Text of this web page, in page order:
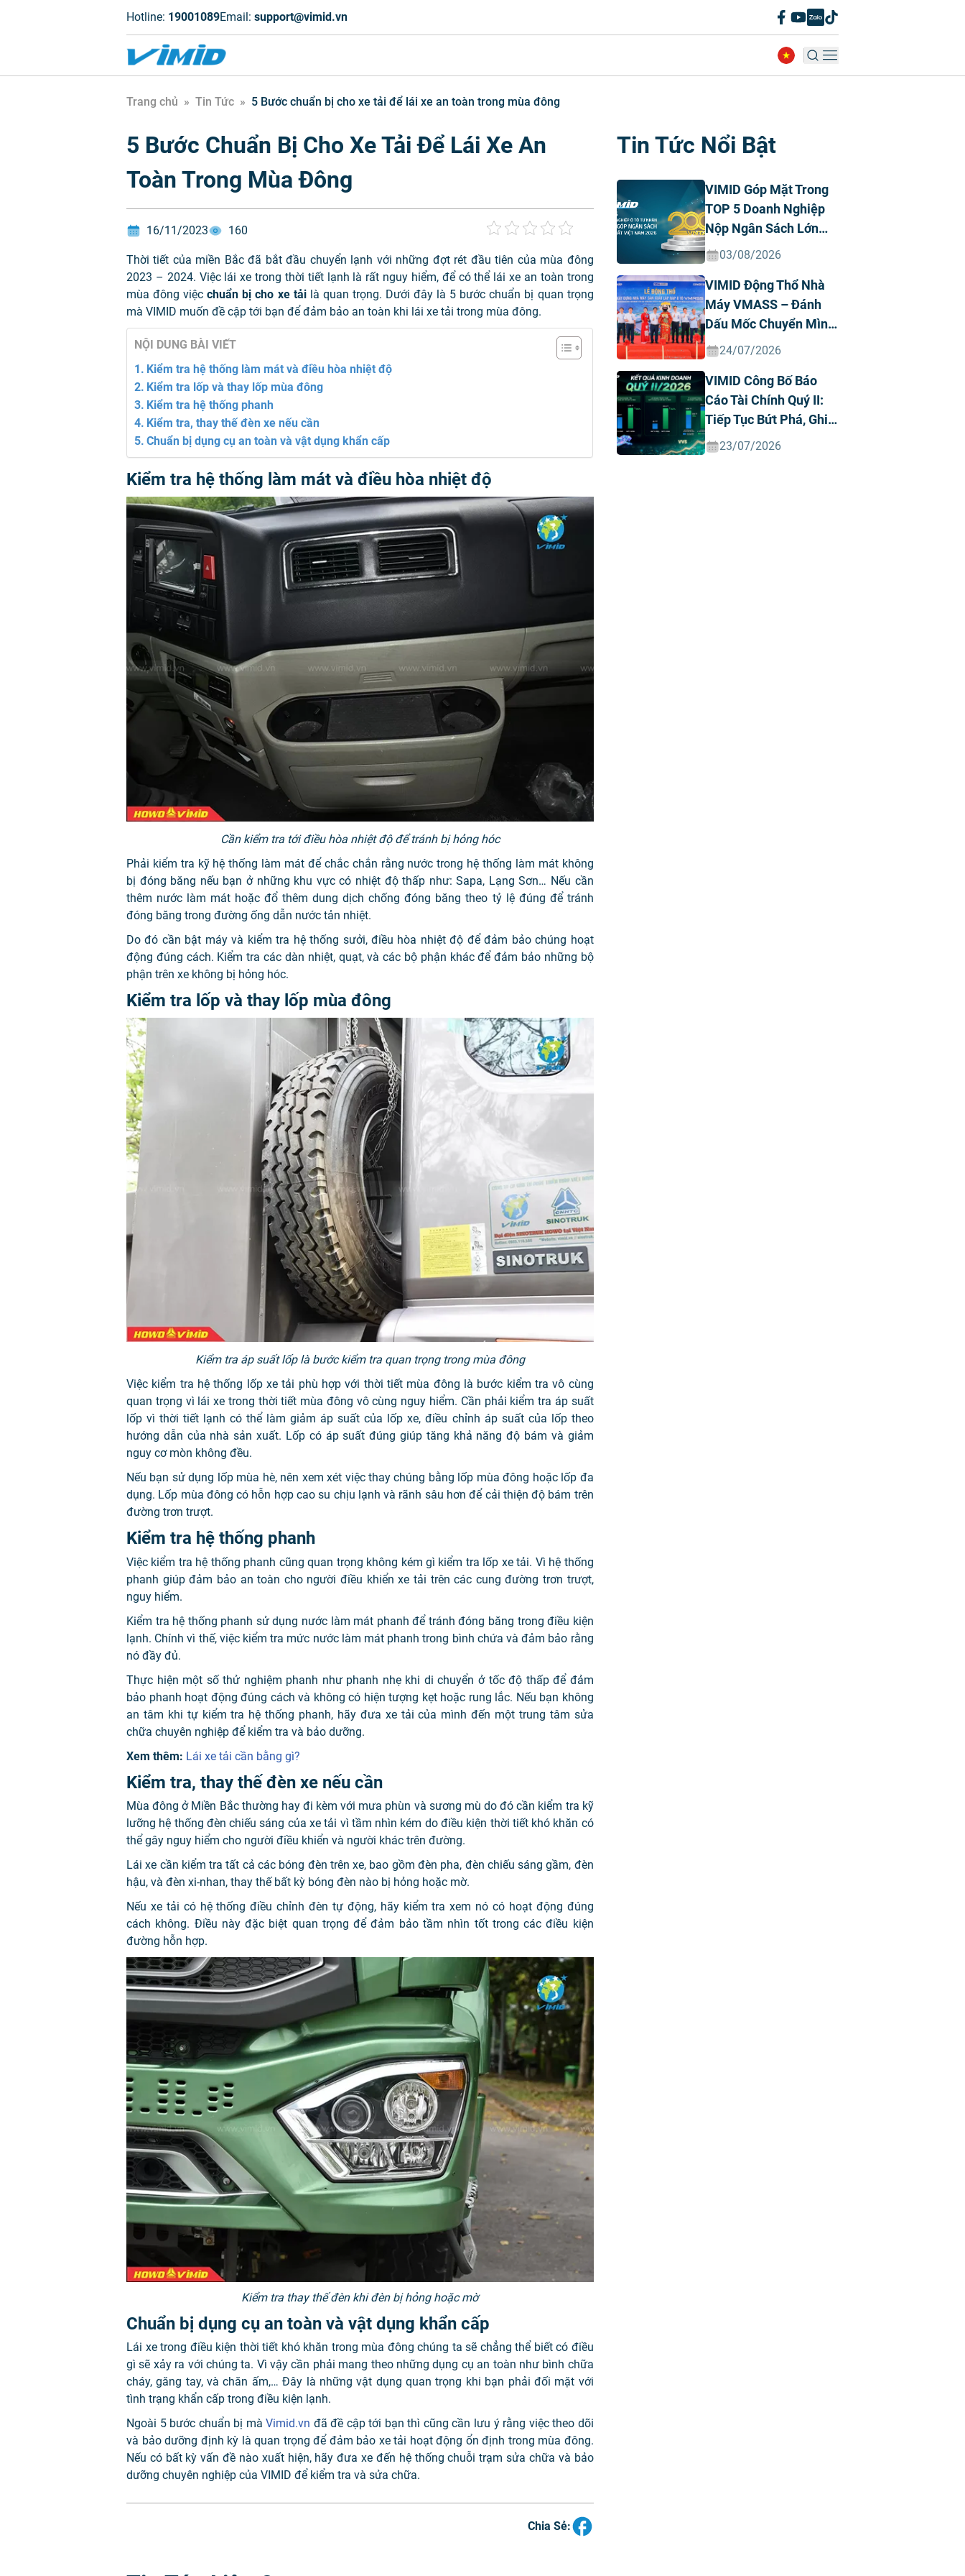
Hotline: 19001089Email: support@vimid.vn
Trang chủ » Tin Tức » 5 Bước chuẩn bị cho xe tải để lái xe an toàn trong mùa đông
5 Bước Chuẩn Bị Cho Xe Tải Để Lái Xe An
Toàn Trong Mùa Đông
16/11/2023 160
Thời tiết của miền Bắc đã bắt đầu chuyển lạnh với những đợt rét đầu tiên của mùa đông
2023 – 2024. Việc lái xe trong thời tiết lạnh là rất nguy hiểm, để có thể lái xe an toàn trong
mùa đông việc chuẩn bị cho xe tảilà quan trọng. Dưới đây là 5 bước chuẩn bị quan trọng
mà VIMID muốn đề cập tới bạn để đảm bảo an toàn khi lái xe tải trong mùa đông.
NỘI DUNG BÀI VIẾT
Kiểm tra hệ thống làm mát và điều hòa nhiệt độ
Kiểm tra lốp và thay lốp mùa đông
Kiểm tra hệ thống phanh
Kiểm tra, thay thế đèn xe nếu cần
Chuẩn bị dụng cụ an toàn và vật dụng khẩn cấp
Kiểm tra hệ thống làm mát và điều hòa nhiệt độ
Cần kiểm tra tới điều hòa nhiệt độ để tránh bị hỏng hóc
Phải kiểm tra kỹ hệ thống làm mát để chắc chắn rằng nước trong hệ thống làm mát không
bị đóng băng nếu bạn ở những khu vực có nhiệt độ thấp như: Sapa, Lạng Sơn… Nếu cần
thêm nước làm mát hoặc đổ thêm dung dịch chống đóng băng theo tỷ lệ đúng để tránh
đóng băng trong đường ống dẫn nước tản nhiệt.
Do đó cần bật máy và kiểm tra hệ thống sưởi, điều hòa nhiệt độ để đảm bảo chúng hoạt
động đúng cách. Kiểm tra các dàn nhiệt, quạt, và các bộ phận khác để đảm bảo những bộ
phận trên xe không bị hỏng hóc.
Kiểm tra lốp và thay lốp mùa đông
Kiểm tra áp suất lốp là bước kiểm tra quan trọng trong mùa đông
Việc kiểm tra hệ thống lốp xe tải phù hợp với thời tiết mùa đông là bước kiểm tra vô cùng
quan trọng vì lái xe trong thời tiết mùa đông vô cùng nguy hiểm. Cần phải kiểm tra áp suất
lốp vì thời tiết lạnh có thể làm giảm áp suất của lốp xe,điều chỉnh áp suất của lốp theo
hướng dẫn của nhà sản xuất. Lốp có áp suất đúng giúp tăng khả năng độ bám và giảm
nguy cơ mòn không đều.
Nếu bạn sử dụng lốp mùa hè, nên xem xét việc thay chúng bằng lốp mùa đông hoặc lốp đa
dụng. Lốp mùa đông có hỗn hợp cao su chịu lạnh và rãnh sâu hơn để cải thiện độ bám trên
đường trơn trượt.
Kiểm tra hệ thống phanh
Việc kiểm tra hệ thống phanh cũng quan trọng không kém gì kiểm tra lốp xe tải. Vì hệ thống
phanh giúp đảm bảo an toàn cho người điều khiển xe tải trên các cung đường trơn trượt,
nguy hiểm.
Kiểm tra hệ thống phanh sử dụng nước làm mát phanh để tránh đóng băng trong điều kiện
lạnh. Chính vì thế, việc kiểm tra mức nước làm mát phanh trong bình chứa và đảm bảo rằng
nó đầy đủ.
Thực hiện một số thử nghiệm phanh như phanh nhẹ khi di chuyển ở tốc độ thấp để đảm
bảo phanh hoạt động đúng cách và không có hiện tượng kẹt hoặc rung lắc. Nếu bạn không
an tâm khi tự kiểm tra hệ thống phanh, hãy đưa xe tải của mình đến một trung tâm sửa
chữa chuyên nghiệp để kiểm tra và bảo dưỡng.
Xem thêm: Lái xe tải cần bằng gì?
Kiểm tra, thay thế đèn xe nếu cần
Mùa đông ở Miền Bắc thường hay đi kèm với mưa phùn và sương mù do đó cần kiểm tra kỹ
lưỡng hệ thống đèn chiếu sáng của xe tải vì tầm nhìn kém do điều kiện thời tiết khó khăn có
thể gây nguy hiểm cho người điều khiển và người khác trên đường.
Lái xe cần kiểm tra tất cả các bóng đèn trên xe, bao gồm đèn pha, đèn chiếu sáng gầm, đèn
hậu, và đèn xi-nhan, thay thế bất kỳ bóng đèn nào bị hỏng hoặc mờ.
Nếu xe tải có hệ thống điều chỉnh đèn tự động, hãy kiểm tra xem nó có hoạt động đúng
cách không. Điều này đặc biệt quan trọng để đảm bảo tầm nhìn tốt trong các điều kiện
đường hỗn hợp.
Kiểm tra thay thế đèn khi đèn bị hỏng hoặc mờ
Chuẩn bị dụng cụ an toàn và vật dụng khẩn cấp
Lái xe trong điều kiện thời tiết khó khăn trong mùa đông chúng ta sẽ chẳng thể biết có điều
gì sẽ xảy ra với chúng ta. Vì vậy cần phải mang theo những dụng cụ an toàn như bình chữa
cháy, găng tay, và chăn ấm,… Đây là những vật dụng quan trọng khi bạn phải đối mặt với
tình trạng khẩn cấp trong điều kiện lạnh.
Ngoài 5 bước chuẩn bị màVimid.vn đã đề cập tới bạn thì cũng cần lưu ý rằng việc theo dõi
và bảo dưỡng định kỳ là quan trọng để đảm bảo xe tải hoạt động ổn định trong mùa đông.
Nếu có bất kỳ vấn đề nào xuất hiện, hãy đưa xe đến hệ thống chuỗi trạm sửa chữa và bảo
dưỡng chuyên nghiệp của VIMID để kiểm tra và sửa chữa.
Chia Sẻ:
Tin Tức Nổi Bật
VIMID Góp Mặt Trong
TOP 5 Doanh Nghiệp
Nộp Ngân Sách Lớn
Nhất Việt Nam Năm
Nhân
03/08/2026
VIMID Động Thổ Nhà
Máy VMASS – Đánh
Dấu Mốc Chuyển Mình
Chiến Lược
24/07/2026
VIMID Công Bố Báo
Cáo Tài Chính Quý II:
Tiếp Tục Bứt Phá, Ghi
Nhận Doanh Thu Và
23/07/2026